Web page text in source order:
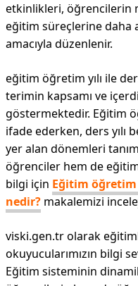
etkinlikleri, öğrencilerin
eğitim süreçlerine daha
amacıyla düzenlenir.
eğitim öğretim yılı ile
terimin kapsamı ve
göstermektedir. Eğitim
ifade ederken, ders yılı
yer alan dönemleri
öğrenciler hem de
bilgi için Eğitim öğretim
nedir? makalemizi
viski.gen.tr olarak
okuyucularımızın bilgi
Eğitim sisteminin